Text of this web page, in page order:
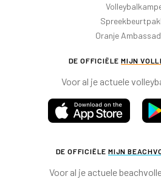
Oranje
DE OFFICIËLE MIJN
Voor al je actuele
DE OFFICIËLE MIJN
Voor al je actuele